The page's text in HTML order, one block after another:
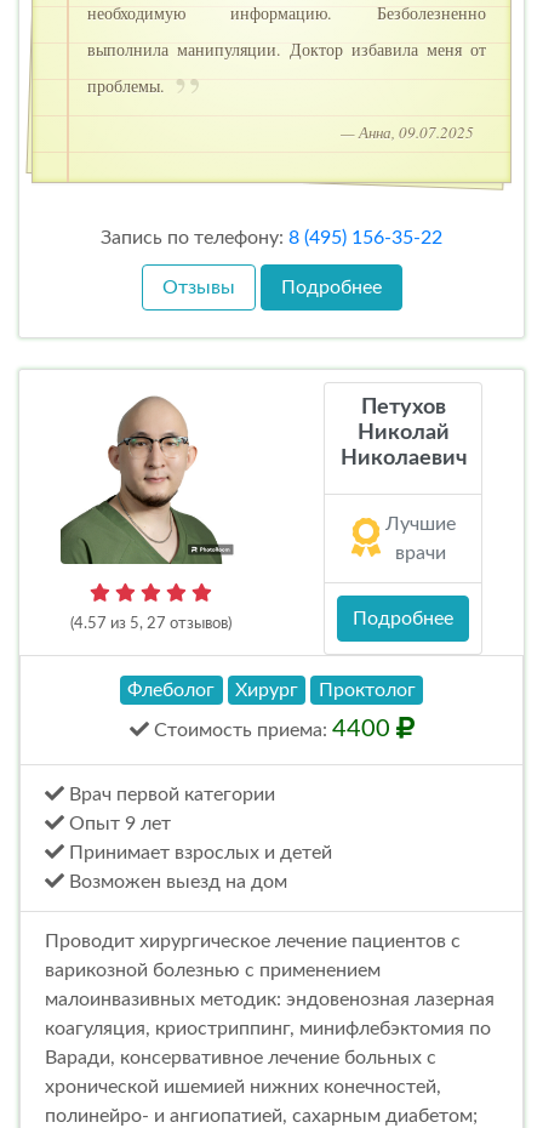
необходимую информацию. Безболезненно
выполнила манипуляции. Доктор избавила меня от
проблемы.
— Анна, 09.07.2025
Запись по телефону: 8 (495) 156-35-22
Отзывы Подробнее
(4.57 из 5, 27 отзывов)
Петухов
Николай
Николаевич
Лучшие
врачи
Подробнее
Флеболог Хирург Проктолог
Стоимость приема: 4400
Врач первой категории
Опыт 9 лет
Принимает взрослых и детей
Возможен выезд на дом
Проводит хирургическое лечение пациентов с
варикозной болезнью с применением
малоинвазивных методик: эндовенозная лазерная
коагуляция, криостриппинг, минифлебэктомия по
Варади, консервативное лечение больных с
хронической ишемией нижних конечностей,
полинейро- и ангиопатией, сахарным диабетом;